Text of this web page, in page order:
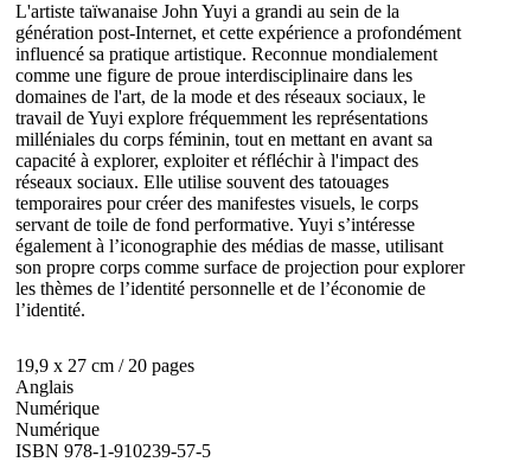
L'artiste taïwanaise John Yuyi a grandi au sein de la
génération post-Internet, et cette expérience a profondément
influencé sa pratique artistique. Reconnue mondialement
comme une figure de proue interdisciplinaire dans les
domaines de l'art, de la mode et des réseaux sociaux, le
travail de Yuyi explore fréquemment les représentations
milléniales du corps féminin, tout en mettant en avant sa
capacité à explorer, exploiter et réfléchir à l'impact des
réseaux sociaux. Elle utilise souvent des tatouages
temporaires pour créer des manifestes visuels, le corps
servant de toile de fond performative. Yuyi s’intéresse
également à l’iconographie des médias de masse, utilisant
son propre corps comme surface de projection pour explorer
les thèmes de l’identité personnelle et de l’économie de
l’identité.
19,9 x 27 cm / 20 pages
Anglais
Numérique
Numérique
ISBN 978-1-910239-57-5